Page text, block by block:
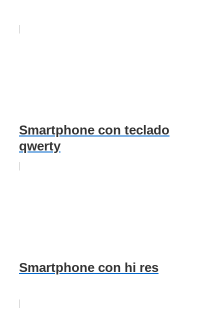
Smartphone con teclado
qwerty
Smartphone con hi res